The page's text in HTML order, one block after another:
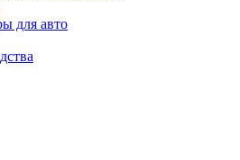
для авто